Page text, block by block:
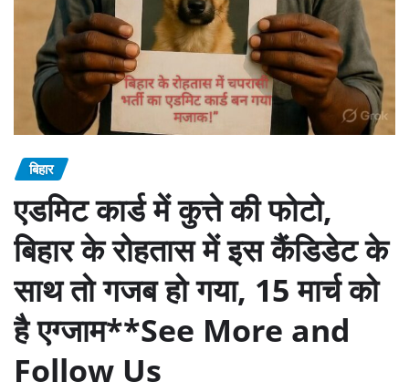
बिहार
एडमिट कार्ड में कुत्ते की फोटो,
बिहार के रोहतास में इस कैंडिडेट के
साथ तो गजब हो गया, 15 मार्च को
है एग्जाम**See More and
Follow Us